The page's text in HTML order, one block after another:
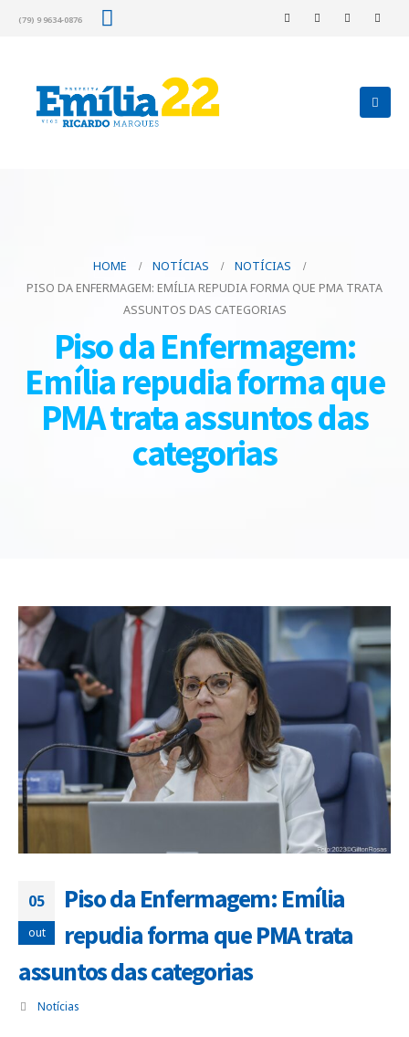
(79) 9 9634-0876
HOME NOTÍCIAS
NOTÍCIAS
PISO DA ENFERMAGEM: EMÍLIA REPUDIA FORMA QUE PMA TRATA
ASSUNTOS DAS CATEGORIAS
Piso da Enfermagem:
Emília repudia forma que
PMA trata assuntos das
categorias
05
out
Piso da Enfermagem: Emília
repudia forma que PMA trata
assuntos das categorias
Notícias